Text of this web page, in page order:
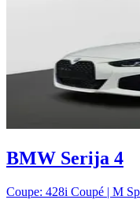
BMW Serija 4
Coupe: 428i Coupé | M